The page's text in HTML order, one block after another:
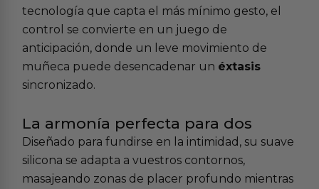
tecnología que capta el más mínimo gesto, el
control se convierte en un juego de
anticipación, donde un leve movimiento de
muñeca puede desencadenar un éxtasis
sincronizado.
La armonía perfecta para dos
Diseñado para fundirse en la intimidad, su suave
silicona se adapta a vuestros contornos,
masajeando zonas de placer profundo mientras